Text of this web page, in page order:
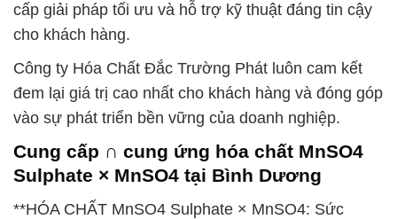
cấp giải pháp tối ưu và hỗ trợ kỹ thuật đáng tin cậy
cho khách hàng.
Công ty Hóa Chất Đắc Trường Phát luôn cam kết
đem lại giá trị cao nhất cho khách hàng và đóng góp
vào sự phát triển bền vững của doanh nghiệp.
Cung cấp ∩ cung ứng hóa chất MnSO4
Sulphate × MnSO4 tại Bình Dương
**HÓA CHẤT MnSO4 Sulphate × MnSO4: Sức